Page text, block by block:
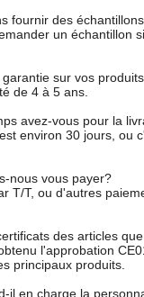
fournir des
un échantillon
sur vos
de 4 à 5 ans.
avez-vous pour la
environ 30 jours, ou
nous vous payer?
T/T, ou d'autres
des articles
l'approbation
principaux produits.
il en charge la